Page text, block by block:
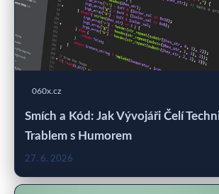
060x.cz
Smích a Kód: Jak Vývojáři Čelí
Trablem s Humorem
27. 6. 2026